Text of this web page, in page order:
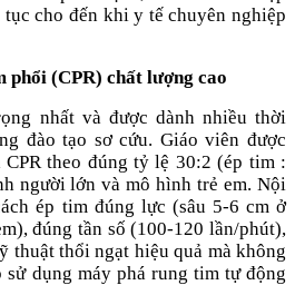
cho đến khi y tế chuyên nghiệp
phổi (CPR) chất lượng cao
nhất và được dành nhiều thời
đào tạo sơ cứu. Giáo viên được
theo đúng tỷ lệ 30:2 (ép tim :
người lớn và mô hình trẻ em. Nội
ép tim đúng lực (sâu 5-6 cm ở
đúng tần số (100-120 lần/phút),
thuật thổi ngạt hiệu quả mà không
sử dụng máy phá rung tim tự động